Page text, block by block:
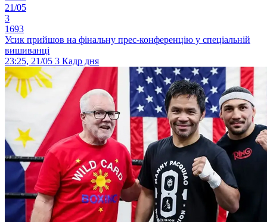
21/05
3
1693
Усик прийшов на фінальну прес-конференцію у спеціальній
вишиванці
23:25, 21/05 3 Кадр дня